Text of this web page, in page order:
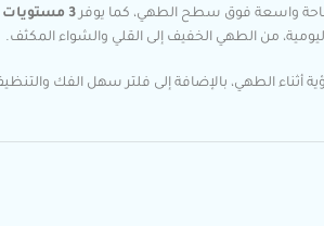
واسعة فوق سطح الطهي، كما يوفر
3
من الطهي الخفيف إلى القلي والشواء المكثف.
أثناء الطهي، بالإضافة إلى فلتر سهل الفك